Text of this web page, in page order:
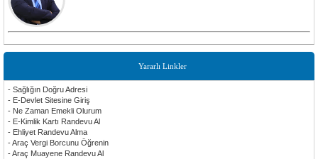
Yararlı Linkler
- Sağlığın Doğru Adresi
- E-Devlet Sitesine Giriş
- Ne Zaman Emekli Olurum
- E-Kimlik Kartı Randevu Al
- Ehliyet Randevu Alma
- Araç Vergi Borcunu Öğrenin
- Araç Muayene Randevu Al